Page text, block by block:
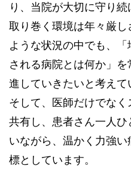
り、当院が大切に守り
取り巻く環境は年々厳
ような状況の中でも、
される病院とは何か」
進していきたいと考えて
そして、医師だけでな
共有し、患者さん一人
いながら、温かく力強
標としています。